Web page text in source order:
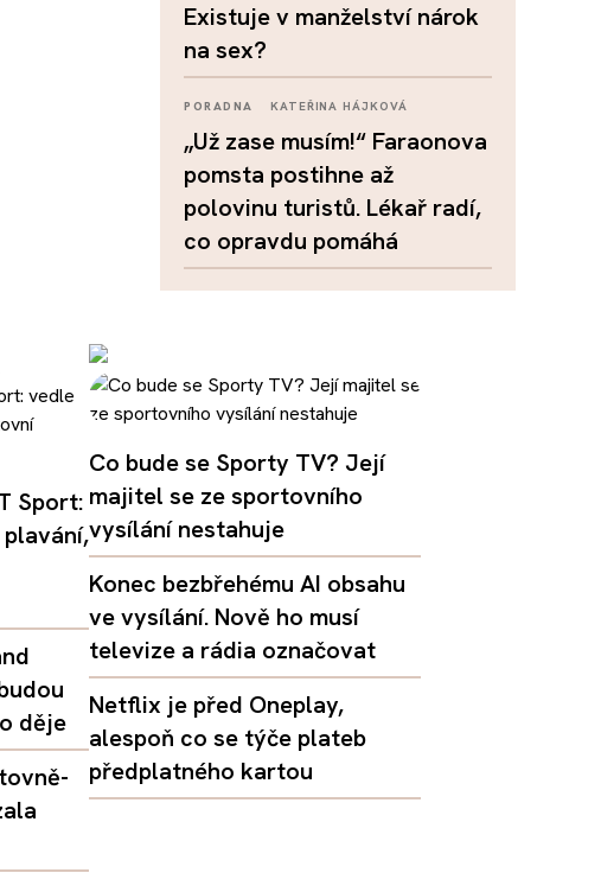
Existuje v manželství nárok
na sex?
PORADNA KATEŘINA HÁJKOVÁ
„Už zase musím!“ Faraonova
pomsta postihne až
polovinu turistů. Lékař radí,
co opravdu pomáhá
Sport:
děje
Co bude se Sporty TV? Její
majitel se ze sportovního
vysílání nestahuje
Konec bezbřehému AI obsahu
ve vysílání. Nově ho musí
televize a rádia označovat
Netflix je před Oneplay,
alespoň co se týče plateb
předplatného kartou